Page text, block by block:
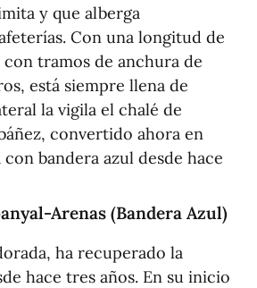
y que alberga
Con una longitud de
tramos de anchura de
está siempre llena de
la vigila el chalé de
convertido ahora en
bandera azul desde hace
Arenas (Bandera Azul)
ha recuperado la
hace tres años. En su inicio